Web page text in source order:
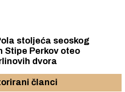
stoljeća seoskog
dvora
članci